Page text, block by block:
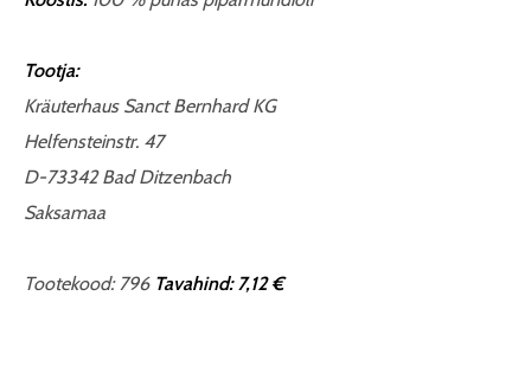
Tootja:
Kräuterhaus Sanct Bernhard KG
Helfensteinstr. 47
D-73342 Bad Ditzenbach
Saksamaa
Tootekood: 796 Tavahind: 7,12 €